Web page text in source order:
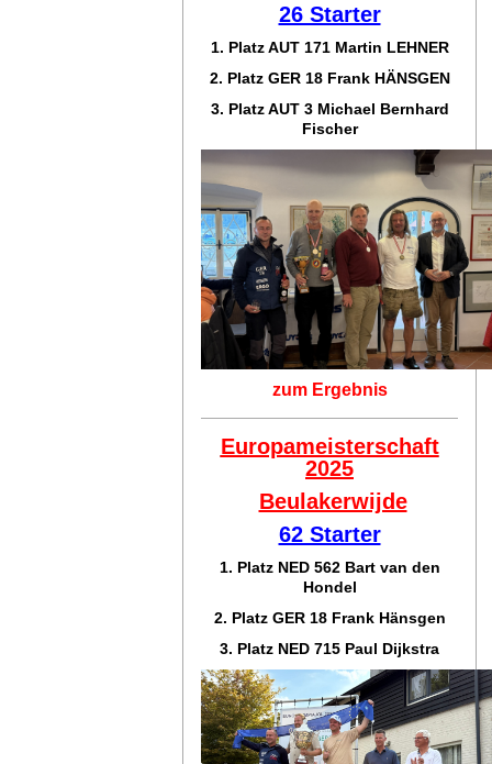
26 Starter
1. Platz AUT 171 Martin LEHNER
2. Platz GER 18 Frank HÄNSGEN
3. Platz AUT 3 Michael Bernhard
Fischer
zum Ergebnis
Europameisterschaft
2025
Beulakerwijde
62 Starter
1. Platz NED 562 Bart van den
Hondel
2. Platz GER 18 Frank Hänsgen
3. Platz NED 715 Paul Dijkstra